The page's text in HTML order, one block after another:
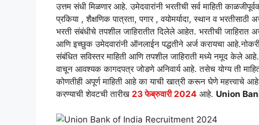
उत्तम संधी मिळणार आहे. उमेदवारांनी भरतीची सर्व माहिती
प्रकिया , शैक्षणिक पात्रता, पगार , वयोमर्यादा, स्थान व भरतीसाठी
भरती संबंधीचे तपशील जाहिरातीत दिलेले आहेत. भरतीची जाहिरात
आणि इच्छुक उमेदवारांनी ऑनलाईन पद्धतीने अर्ज करायचा
संबंधित सविस्तर माहिती आणि तपशील जाहिराती मध्ये नमूद केले आहे.
वाचून आवश्यक कागदपत्र जोडणे अनिवार्य आहे. तसेच योग्य ती
कोणतीही अपूर्ण माहिती आहे का याची खात्री करून घेणे महत्त्वाचे
करण्याची शेवटची तारीख 23 फेब्रुवारी 2024 आहे. Union